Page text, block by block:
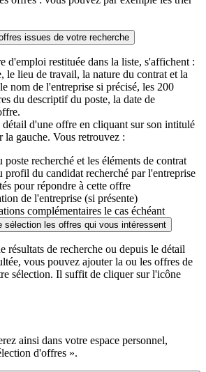
issues de votre recherche
d'emploi restituée dans la liste, s'affichent :
le lieu de travail, la nature du contrat et la
nom de l'entreprise si précisé, les 200
du descriptif du poste, la date de
détail d'une offre en cliquant sur son intitulé
la gauche. Vous retrouvez :
poste recherché et les éléments de contrat
profil du candidat recherché par l'entreprise
pour répondre à cette offre
de l'entreprise (si présente)
complémentaires le cas échéant
sélection les offres qui vous intéressent
résultats de recherche ou depuis le détail
vous pouvez ajouter la ou les offres de
sélection. Il suffit de cliquer sur l'icône
ainsi dans votre espace personnel,
d'offres ».